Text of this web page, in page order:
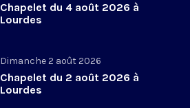
Chapelet du 4 août 2026 à
Lourdes
Dimanche 2 août 2026
Chapelet du 2 août 2026 à
Lourdes